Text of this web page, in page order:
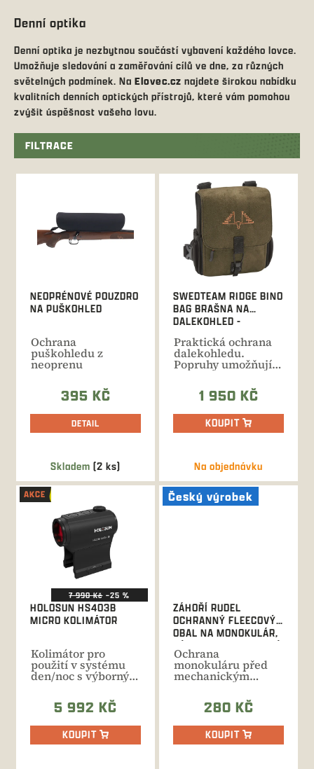
Denní optika
Denní optika je nezbytnou součástí vybavení každého lovce.
Umožňuje sledování a zaměřování cílů ve dne, za různých
světelných podmínek. Na Elovec.cz najdete širokou nabídku
kvalitních denních optických přístrojů, které vám pomohou
zvýšit úspěšnost vašeho lovu.
FILTRACE
Skladem (2 ks)
NEOPRÉNOVÉ POUZDRO
NA PUŠKOHLED
Ochrana
puškohledu z
neoprenu
395 KČ
DETAIL
Na objednávku
SWEDTEAM RIDGE BINO
BAG BRAŠNA NA
DALEKOHLED -
HUNTING GREEN
Praktická ochrana
dalekohledu.
Popruhy umožňující
dlouhodobé
používání a...
1 950 KČ
KOUPIT
AKCE
7 990 Kč –25 %
HOLOSUN HS403B
MICRO KOLIMÁTOR
Kolimátor pro
použití v systému
den/noc s výborným
poměrem výkonu a
5 992 KČ
KOUPIT
Český výrobek
ZÁHOŘÍ RUDEL
OCHRANNÝ FLEECOVÝ
OBAL NA MONOKULÁR,
DÉLKA 24 CM - ZELENÝ
Ochrana
monokuláru před
mechanickým
poškozením,
povětrnostními
vlivy a...280 KČ
KOUPIT